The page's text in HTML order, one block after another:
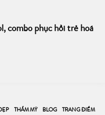
combo phục hồi trẻ hoá
THẨM MỸ BLOG TRANG ĐIỂM